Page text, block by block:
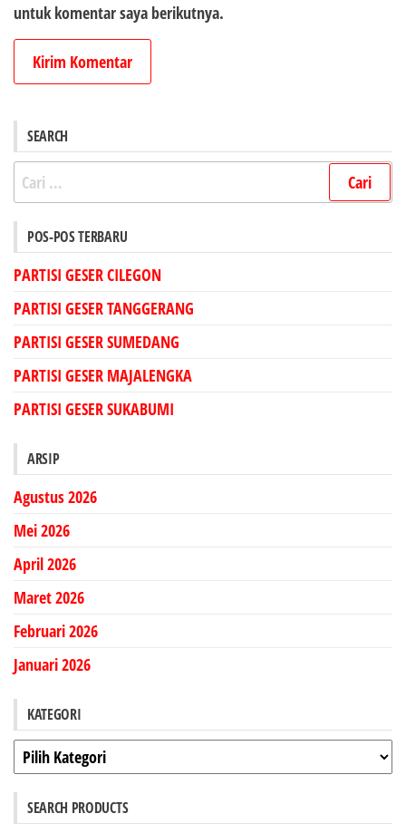
untuk komentar saya berikutnya.
SEARCH
Cari
untuk:
POS-POS TERBARU
PARTISI GESER CILEGON
PARTISI GESER TANGGERANG
PARTISI GESER SUMEDANG
PARTISI GESER MAJALENGKA
PARTISI GESER SUKABUMI
ARSIP
Agustus 2026
Mei 2026
April 2026
Maret 2026
Februari 2026
Januari 2026
KATEGORI
Kategori
SEARCH PRODUCTS